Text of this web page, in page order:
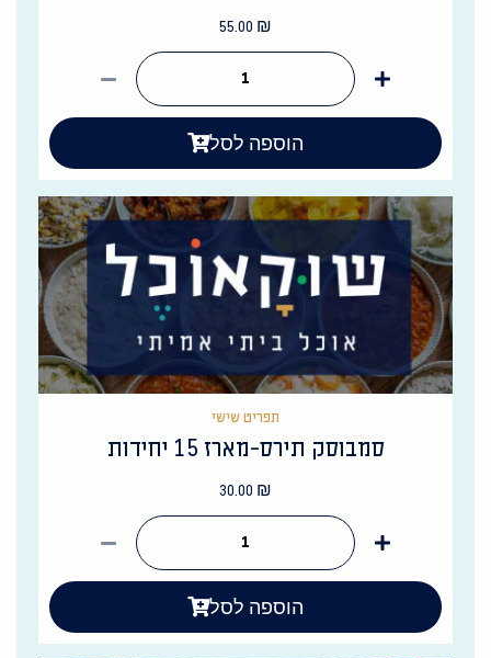
55.00 ₪
הוספה לסל
תפריט שישי
סמבוסק תירס-מארז 15 יחידות
30.00 ₪
הוספה לסל